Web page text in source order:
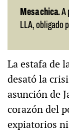
Mesa chica.A
LLA, obligado
La estafa de
desató la
asunción de
corazón del
expiatorios